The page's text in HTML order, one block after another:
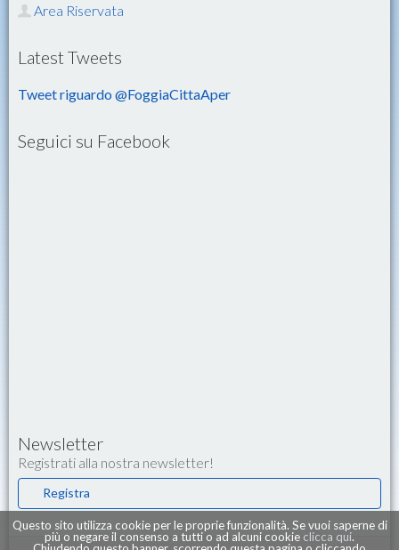
Questo sito utilizza cookie per le proprie funzionalità. Se vuoi saperne di
più o negare il consenso a tutti o ad alcuni cookie clicca qui.
Area Riservata
Latest Tweets
Tweet riguardo @FoggiaCittaAper
Seguici su Facebook
Newsletter
Registrati alla nostra newsletter!
Registra